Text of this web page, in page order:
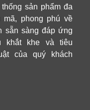
sản phẩm đa
mã, phong phú về
sẵn sàng đáp ứng
khắt khe và tiêu
của quý khách